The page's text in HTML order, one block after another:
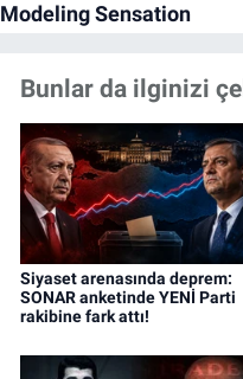
Bunlar da ilginizi
Siyaset arenasında deprem:
SONAR anketinde YENİ Parti
rakibine fark attı!